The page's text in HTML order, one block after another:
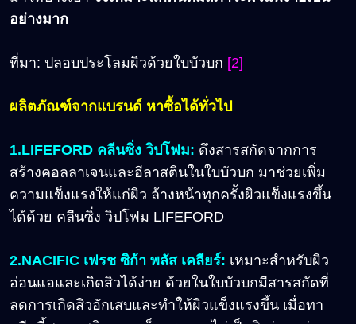
อย่างมาก
ที่มา: ปลอบประโลมผิวด้วยใบบัวบก [2]
ผลิตภัณฑ์จากแบรนด์ หาซื้อได้ทั่วไป
1.LIFEFORD คลีนซิ่ง วิปโฟม: ดึงสารสกัดจากการ
สร้างคอลลาเจนและอีลาสตินในใบบัวบก มาช่วยเพิ่ม
ความแข็งแรงให้แก่ผิว ล้างหน้าทุกครั้งผิวแข็งแรงขึ้น
ได้ด้วย คลีนซิ่ง วิปโฟม LIFEFORD
2.NACIFIC เฟรช ซิก้า พลัส เคลียร์: เหมาะสำหรับผิว
อ่อนแอและเกิดสิวได้ง่าย ด้วยในใบบัวบกมีสารสกัดที่
ลดการเกิดสิวอักเสบและทำให้ผิวแข็งแรงขึ้น เมื่อทา